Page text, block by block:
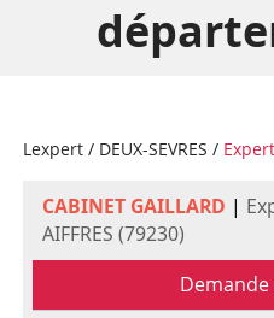
Lexpert/ DEUX-SEVRES /
CABINET GAILLARD |
AIFFRES (79230)
Demande